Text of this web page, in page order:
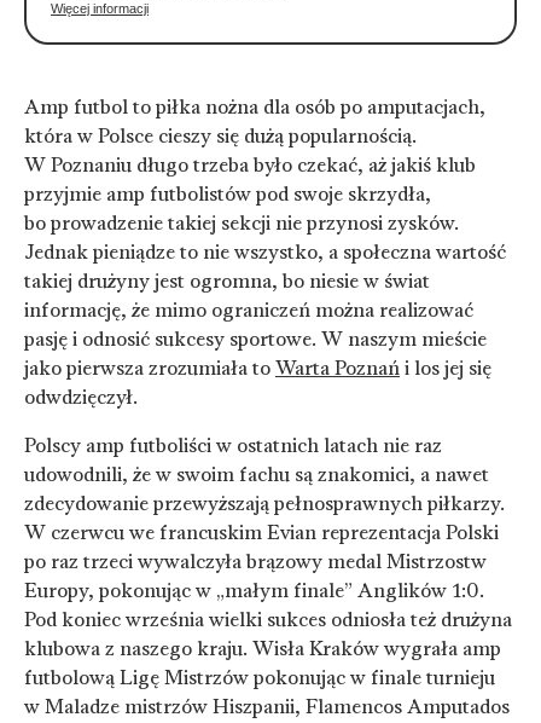
Więcej informacji
Amp futbol to piłka nożna dla osób po amputacjach,
która w Polsce cieszy się dużą popularnością.
W Poznaniu długo trzeba było czekać, aż jakiś klub
przyjmie amp futbolistów pod swoje skrzydła,
bo prowadzenie takiej sekcji nie przynosi zysków.
Jednak pieniądze to nie wszystko, a społeczna wartość
takiej drużyny jest ogromna, bo niesie w świat
informację, że mimo ograniczeń można realizować
pasję i odnosić sukcesy sportowe. W naszym mieście
jako pierwsza zrozumiała to Warta Poznań i los jej się
odwdzięczył.
Polscy amp futboliści w ostatnich latach nie raz
udowodnili, że w swoim fachu są znakomici, a nawet
zdecydowanie przewyższają pełnosprawnych piłkarzy.
W czerwcu we francuskim Evian reprezentacja Polski
po raz trzeci wywalczyła brązowy medal Mistrzostw
Europy, pokonując w „małym finale” Anglików 1:0.
Pod koniec września wielki sukces odniosła też drużyna
klubowa z naszego kraju. Wisła Kraków wygrała amp
futbolową Ligę Mistrzów pokonując w finale turnieju
w Maladze mistrzów Hiszpanii, Flamencos Amputados